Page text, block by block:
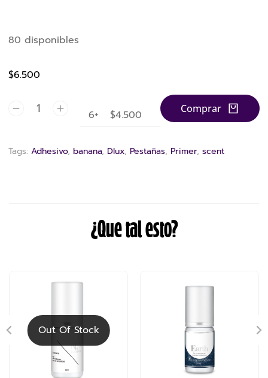
80 disponibles
$6.500
6+ $4.500 Comprar
Tags: Adhesivo, banana, Dlux, Pestañas, Primer, scent
¿Que tal esto?
Out Of Stock